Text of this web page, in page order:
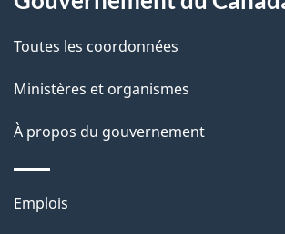
p
a
g
e
Toutes les coordonnées
Ministères et organismes
À propos du gouvernement
Thèmes
Emplois